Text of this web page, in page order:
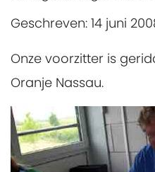
Geschreven: 14 juni
Onze voorzitter is
Oranje Nassau.